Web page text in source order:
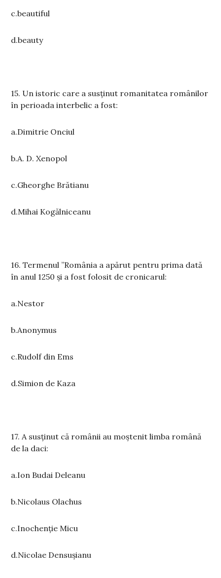
c.beautiful
d.beauty
15. Un istoric care a susținut romanitatea românilor
în perioada interbelic a fost:
a.Dimitrie Onciul
b.A. D. Xenopol
c.Gheorghe Brătianu
d.Mihai Kogălniceanu
16. Termenul ”România a apărut pentru prima dată
în anul 1250 și a fost folosit de cronicarul:
a.Nestor
b.Anonymus
c.Rudolf din Ems
d.Simion de Kaza
17. A susținut că românii au moștenit limba română
de la daci:
a.Ion Budai Deleanu
b.Nicolaus Olachus
c.Inochenție Micu
d.Nicolae Densușianu